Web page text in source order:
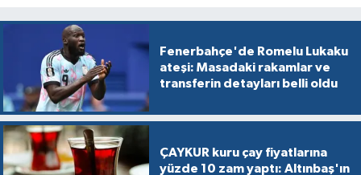
Fenerbahçe'de Romelu Lukaku
ateşi: Masadaki rakamlar ve
transferin detayları belli oldu
ÇAYKUR kuru çay fiyatlarına
yüzde 10 zam yaptı: Altınbaş'ın